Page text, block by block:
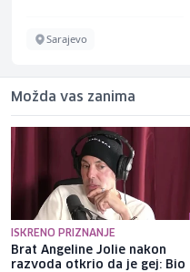
Sarajevo
Možda vas zanima
ISKRENO PRIZNANJE
Brat Angeline Jolie nakon
razvoda otkrio da je gej: Bio